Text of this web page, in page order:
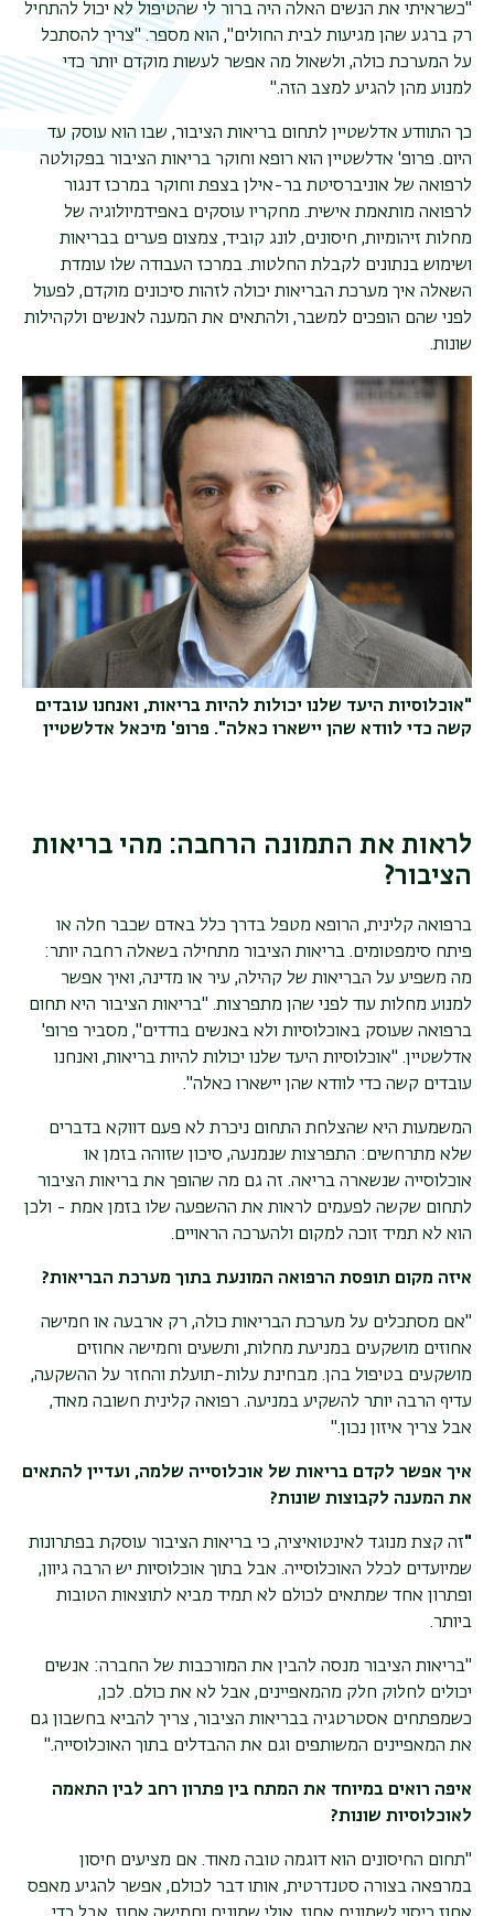
"כשראיתי את הנשים האלה היה ברור לי שהטיפול לא יכול להתחיל
רק ברגע שהן מגיעות לבית החולים", הוא מספר. "צריך להסתכל
על המערכת כולה, ולשאול מה אפשר לעשות מוקדם יותר כדי
למנוע מהן להגיע למצב הזה".
כך התוודע אדלשטיין לתחום בריאות הציבור, שבו הוא עוסק עד
היום. פרופ' אדלשטיין הוא רופא וחוקר בריאות הציבור בפקולטה
לרפואה של אוניברסיטת בר-אילן בצפת וחוקר במרכז דנגור
לרפואה מותאמת אישית. מחקריו עוסקים באפידמיולוגיה של
מחלות זיהומיות, חיסונים, לונג קוביד, צמצום פערים בבריאות
ושימוש בנתונים לקבלת החלטות. במרכז העבודה שלו עומדת
השאלה איך מערכת הבריאות יכולה לזהות סיכונים מוקדם, לפעול
לפני שהם הופכים למשבר, ולהתאים את המענה לאנשים ולקהילות
שונות.
"אוכלוסיות היעד שלנו יכולות להיות בריאות, ואנחנו עובדים
קשה כדי לוודא שהן יישארו כאלה". פרופ' מיכאל אדלשטיין
לראות את התמונה הרחבה: מהי בריאות
הציבור?
ברפואה קלינית, הרופא מטפל בדרך כלל באדם שכבר חלה או
פיתח סימפטומים. בריאות הציבור מתחילה בשאלה רחבה יותר:
מה משפיע על הבריאות של קהילה, עיר או מדינה, ואיך אפשר
למנוע מחלות עוד לפני שהן מתפרצות. "בריאות הציבור היא תחום
ברפואה שעוסק באוכלוסיות ולא באנשים בודדים", מסביר פרופ'
אדלשטיין. "אוכלוסיות היעד שלנו יכולות להיות בריאות, ואנחנו
עובדים קשה כדי לוודא שהן יישארו כאלה".
המשמעות היא שהצלחת התחום ניכרת לא פעם דווקא בדברים
שלא מתרחשים: התפרצות שנמנעה, סיכון שזוהה בזמן או
אוכלוסייה שנשארה בריאה. זה גם מה שהופך את בריאות הציבור
לתחום שקשה לפעמים לראות את ההשפעה שלו בזמן אמת - ולכן
הוא לא תמיד זוכה למקום ולהערכה הראויים.
איזה מקום תופסת הרפואה המונעת בתוך מערכת הבריאות?
"אם מסתכלים על מערכת הבריאות כולה, רק ארבעה או חמישה
אחוזים מושקעים במניעת מחלות, ותשעים וחמישה אחוזים
מושקעים בטיפול בהן. מבחינת עלות-תועלת והחזר על ההשקעה,
עדיף הרבה יותר להשקיע במניעה. רפואה קלינית חשובה מאוד,
אבל צריך איזון נכון".
איך אפשר לקדם בריאות של אוכלוסייה שלמה, ועדיין להתאים
את המענה לקבוצות שונות?
"זה קצת מנוגד לאינטואיציה, כי בריאות הציבור עוסקת בפתרונות
שמיועדים לכלל האוכלוסייה. אבל בתוך אוכלוסיות יש הרבה גיוון,
ופתרון אחד שמתאים לכולם לא תמיד מביא לתוצאות הטובות
ביותר.
"בריאות הציבור מנסה להבין את המורכבות של החברה: אנשים
יכולים לחלוק חלק מהמאפיינים, אבל לא את כולם. לכן,
כשמפתחים אסטרטגיה בבריאות הציבור, צריך להביא בחשבון גם
את המאפיינים המשותפים וגם את ההבדלים בתוך האוכלוסייה".
איפה רואים במיוחד את המתח בין פתרון רחב לבין התאמה
לאוכלוסיות שונות?
"תחום החיסונים הוא דוגמה טובה מאוד. אם מציעים חיסון
במרפאה בצורה סטנדרטית, אותו דבר לכולם, אפשר להגיע מאפס